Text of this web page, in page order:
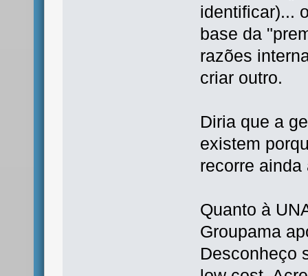
identificar)...
base da
razões
criar outro.
Diria que a
existem
recorre ainda
Quanto à
Groupama
Desconheço